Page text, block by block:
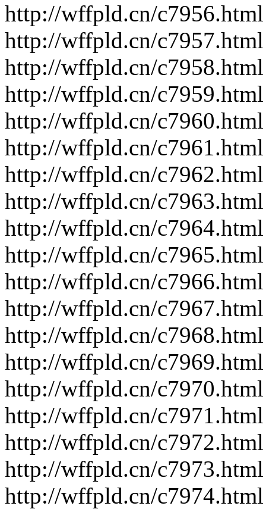
http://wffpld.cn/c7956.html
http://wffpld.cn/c7957.html
http://wffpld.cn/c7958.html
http://wffpld.cn/c7959.html
http://wffpld.cn/c7960.html
http://wffpld.cn/c7961.html
http://wffpld.cn/c7962.html
http://wffpld.cn/c7963.html
http://wffpld.cn/c7964.html
http://wffpld.cn/c7965.html
http://wffpld.cn/c7966.html
http://wffpld.cn/c7967.html
http://wffpld.cn/c7968.html
http://wffpld.cn/c7969.html
http://wffpld.cn/c7970.html
http://wffpld.cn/c7971.html
http://wffpld.cn/c7972.html
http://wffpld.cn/c7973.html
http://wffpld.cn/c7974.html